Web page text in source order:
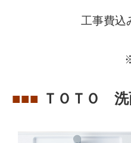
工事費
■■■ ＴＯＴＯ 洗